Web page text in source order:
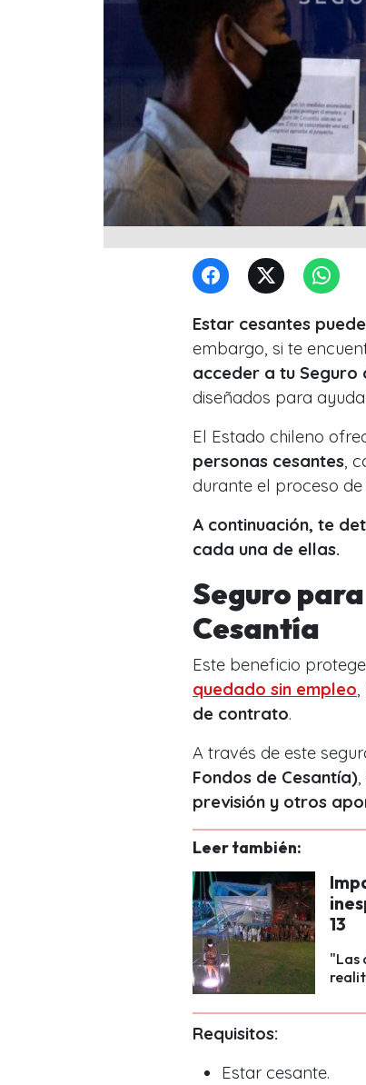
Estar cesantes
embargo, si te
acceder a tu Seguro
diseñados para
El Estado chileno
personas cesantes ,
durante el proceso
A continuación, te
cada una de ellas.
Seguro
Cesantía
Este beneficio
quedado sin empleo
de contrato.
A través de este
Fondos de Cesantía)
previsión y otros
Leer también:
13
"Las
Requisitos:
Estar cesante.